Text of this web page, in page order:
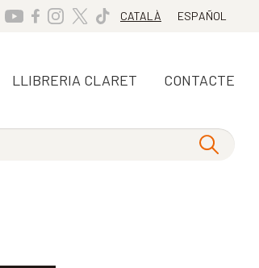
CATALÀ ESPAÑOL
LLIBRERIA CLARET CONTACTE